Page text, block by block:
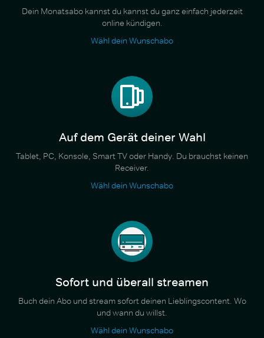
Dein Monatsabo kannst du kannst du ganz einfach jederzeit
online kündigen.
Wähl dein Wunschabo
Auf dem Gerät deiner Wahl
Tablet, PC, Konsole, Smart TV oder Handy. Du brauchst keinen
Receiver.
Wähl dein Wunschabo
Sofort und überall streamen
Buch dein Abo und stream sofort deinen Lieblingscontent. Wo
und wann du willst.
Wähl dein Wunschabo